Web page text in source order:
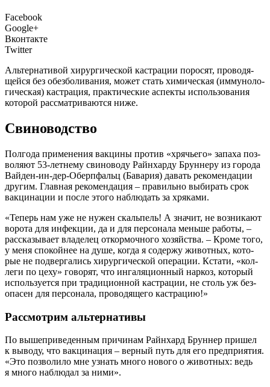
Facebook
Google+
Вконтакте
Twitter
Аль­тер­на­ти­вой хирур­ги­че­ской кастра­ции поро­сят, про­во­дя­
щей­ся без обез­бо­ли­ва­ния, может стать хими­че­ская (имму­но­ло­
ги­че­ская) кастра­ция, прак­ти­че­ские аспек­ты исполь­зо­ва­ния
кото­рой рас­смат­ри­ва­ют­ся ниже.
Свиноводство
Полго­да при­ме­не­ния вак­ци­ны про­тив «хря­чье­го» запа­ха поз­
во­ля­ют 53‑летнему сви­но­во­ду Рай­н­хар­ду Брун­не­ру из горо­да
Вай­ден-ин-дер-Оберп­фальц (Бава­рия) давать реко­мен­да­ции
дру­гим. Глав­ная реко­мен­да­ция – пра­виль­но выби­рать срок
вак­ци­на­ции и после это­го наблю­дать за хряками.
«Теперь нам уже не нужен скаль­пель! А зна­чит, не воз­ни­ка­ют
воро­та для инфек­ции, да и для пер­со­на­ла мень­ше рабо­ты, –
рас­ска­зы­ва­ет вла­де­лец откор­моч­но­го хозяй­ства. – Кро­ме того,
у меня спо­кой­нее на душе, когда я содер­жу живот­ных, кото­
рые не под­вер­га­лись хирур­ги­че­ской опе­ра­ции. Кста­ти, «кол­
ле­ги по цеху» гово­рят, что инга­ля­ци­он­ный нар­коз, кото­рый
исполь­зу­ет­ся при тра­ди­ци­он­ной кастра­ции, не столь уж без­
опа­сен для пер­со­на­ла, про­во­дя­ще­го кастрацию!»
Рассмотрим альтернативы
По выше­при­ве­ден­ным при­чи­нам Рай­н­хард Брун­нер при­шел
к выво­ду, что вак­ци­на­ция – вер­ный путь для его пред­при­я­тия.
«Это поз­во­ли­ло мне узнать мно­го ново­го о живот­ных: ведь
я мно­го наблю­дал за ними».